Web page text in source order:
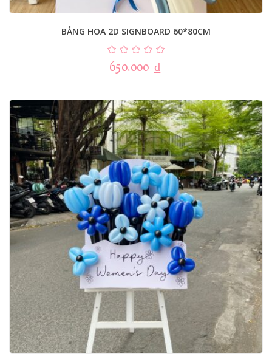
BẢNG HOA 2D SIGNBOARD 60*80CM
650.000 ₫